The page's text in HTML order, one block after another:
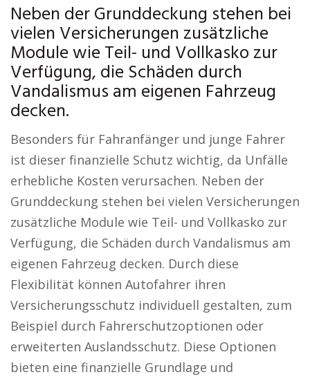
Neben der Grunddeckung stehen bei
vielen Versicherungen zusätzliche
Module wie Teil- und Vollkasko zur
Verfügung, die Schäden durch
Vandalismus am eigenen Fahrzeug
decken.
Besonders für Fahranfänger und junge Fahrer
ist dieser finanzielle Schutz wichtig, da Unfälle
erhebliche Kosten verursachen. Neben der
Grunddeckung stehen bei vielen Versicherungen
zusätzliche Module wie Teil- und Vollkasko zur
Verfügung, die Schäden durch Vandalismus am
eigenen Fahrzeug decken. Durch diese
Flexibilität können Autofahrer ihren
Versicherungsschutz individuell gestalten, zum
Beispiel durch Fahrerschutzoptionen oder
erweiterten Auslandsschutz. Diese Optionen
bieten eine finanzielle Grundlage und